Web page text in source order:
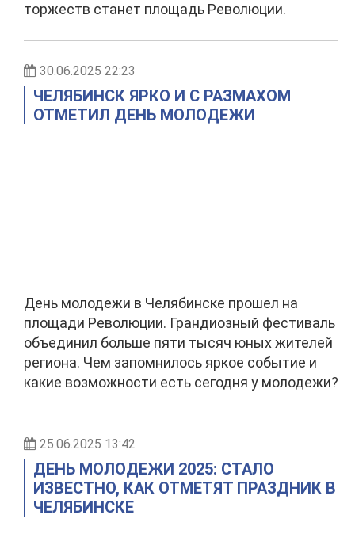
торжеств станет площадь Революции.
30.06.2025 22:23
ЧЕЛЯБИНСК ЯРКО И С РАЗМАХОМ
ОТМЕТИЛ ДЕНЬ МОЛОДЕЖИ
День молодежи в Челябинске прошел на
площади Революции. Грандиозный фестиваль
объединил больше пяти тысяч юных жителей
региона. Чем запомнилось яркое событие и
какие возможности есть сегодня у молодежи?
25.06.2025 13:42
ДЕНЬ МОЛОДЕЖИ 2025: СТАЛО
ИЗВЕСТНО, КАК ОТМЕТЯТ ПРАЗДНИК В
ЧЕЛЯБИНСКЕ